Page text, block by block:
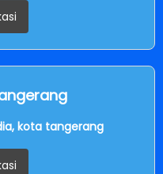
kota tangerang